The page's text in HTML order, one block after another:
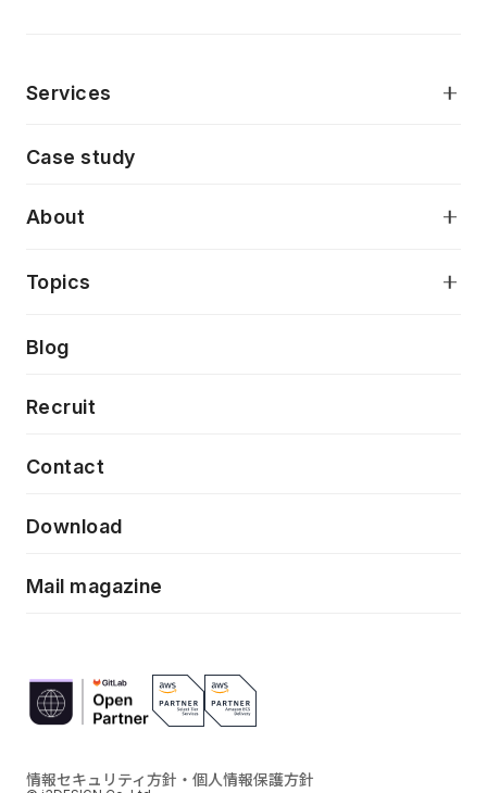
Services
AI駆動開発支援
モダナイゼーション
特徴量エンジニアリングと生成AI
デジタルプロダクトデザイン
デザインシステム構築支援
フロントエンド開発
Case study
About
当社が目指しているもの
Topics
Press release
News
Event/Seminer
Blog
Recruit
Contact
Download
Mail magazine
情報セキュリティ方針・個人情報保護方針